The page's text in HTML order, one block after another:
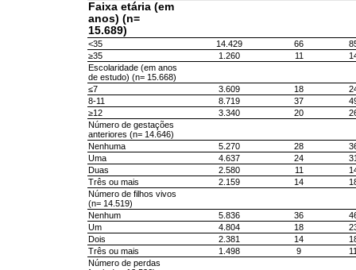
Faixa etária (em
anos) (n=
15.689)
<35 14.429 66
≥35
1.260 11
Escolaridade (em anos
de estudo) (n= 15.668)
≤7
3.609 18
8-11
8.719 37
≥12
3.340 20
Número de gestações
anteriores (n= 14.646)
Nenhuma
5.270 28
Uma
4.637 24
Duas
2.580 11
Três ou mais
2.159 14
Número de filhos vivos
(n= 14.519)
Nenhum
5.836 36
Um
4.804 18
Dois
2.381 14
Três ou mais
1.498 9
Número de perdas